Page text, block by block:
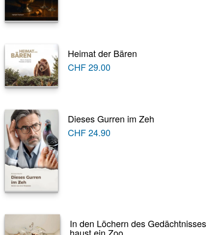
Heimat der Bären
CHF29.00
Dieses Gurren im Zeh
CHF24.90
In den Löchern des Gedächtnisses